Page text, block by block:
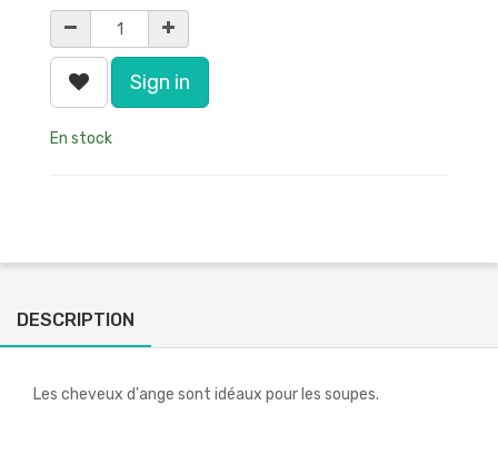
Sign in
En stock
DESCRIPTION
Les cheveux d'ange sont idéaux pour les soupes.